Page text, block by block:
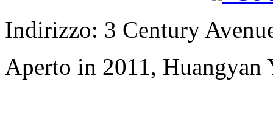
Indirizzo: 3 Century
Aperto in 2011, Huangyan